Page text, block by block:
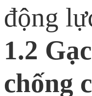
động
1.2
chống